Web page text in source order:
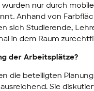
wurden nur durch
Anhand von
sich Studierende,
in dem Raum
der Arbeitsplätze?
die beteiligten
Sie